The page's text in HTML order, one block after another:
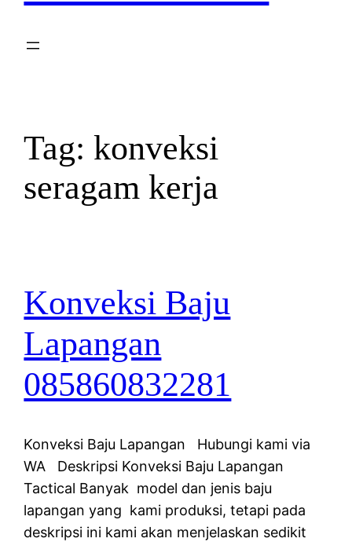
Tag:konveksi
seragam kerja
Konveksi Baju
Lapangan
085860832281
Konveksi Baju Lapangan Hubungi kami via
WA Deskripsi Konveksi Baju Lapangan
Tactical Banyak model dan jenis baju
lapangan yang kami produksi, tetapi pada
deskripsi ini kami akan menjelaskan sedikit